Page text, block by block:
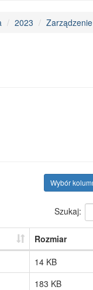
2023
Wybór
Szukaj:
Rozmiar
14 KB
183 KB